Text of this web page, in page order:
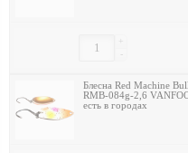
-
+
Блесна Red Machine
RMB-084g-2,6
есть в городах